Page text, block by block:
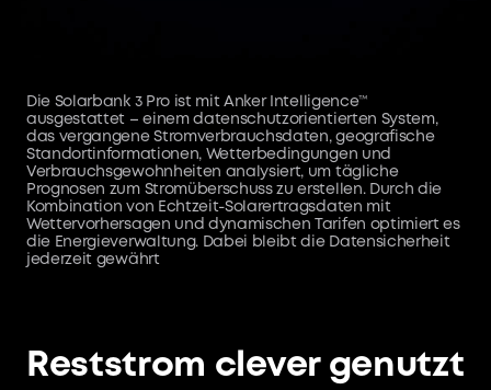
Die Solarbank 3 Pro ist mit Anker Intelligence™
ausgestattet – einem datenschutzorientierten System,
das vergangene Stromverbrauchsdaten, geografische
Standortinformationen, Wetterbedingungen und
Verbrauchsgewohnheiten analysiert, um tägliche
Prognosen zum Stromüberschuss zu erstellen. Durch die
Kombination von Echtzeit-Solarertragsdaten mit
Wettervorhersagen und dynamischen Tarifen optimiert es
die Energieverwaltung. Dabei bleibt die Datensicherheit
jederzeit gewährt
Reststrom clever genutzt